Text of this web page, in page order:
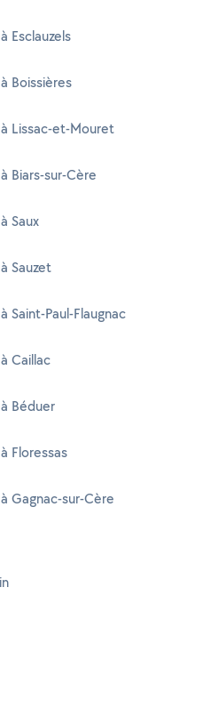
Esclauzels
Boissières
Lissac-et-Mouret
Biars-sur-Cère
Saux
Sauzet
Saint-Paul-Flaugnac
Caillac
Béduer
Floressas
Gagnac-sur-Cère